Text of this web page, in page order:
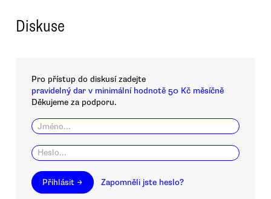
Diskuse
Pro přístup do diskusí zadejte
pravidelný dar v minimální hodnotě 50 Kč měsíčně
Děkujeme za podporu.
Přihlásit → Zapomněli jste heslo?